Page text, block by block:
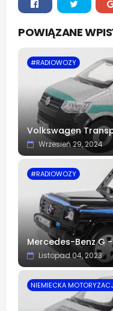
POWIĄZANE
#RADIOWOZY
Volkswagen
Wrzesień 29, 2024
#RADIOWOZY
Mercedes-Benz G
Listopad 04, 2023
NIEMIECKA